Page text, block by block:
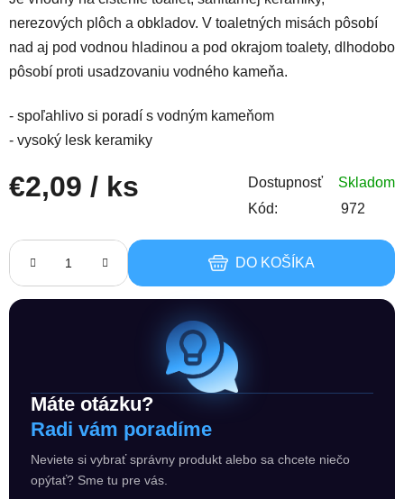
nerezových plôch a obkladov. V toaletných misách pôsobí
nad aj pod vodnou hladinou a pod okrajom toalety, dlhodobo
pôsobí proti usadzovaniu vodného kameňa.
- spoľahlivo si poradí s vodným kameňom
- vysoký lesk keramiky
€2,09 / ks Dostupnosť
Skladom
Kód:
972
DO KOŠÍKA
Máte otázku?
Radi vám poradíme
Neviete si vybrať správny produkt alebo sa chcete niečo
opýtať? Sme tu pre vás.